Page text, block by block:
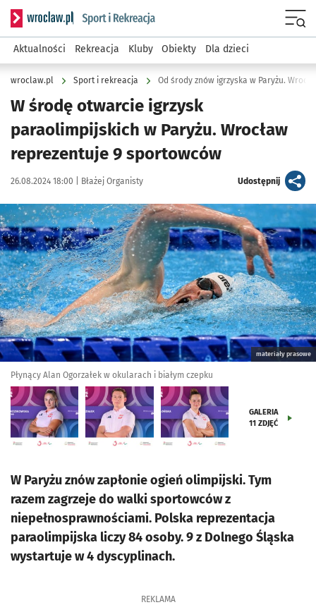
Serwis informacyjny wroclaw.pl podserwis: Sport i rekreacja
Aktualności Rekreacja Kluby Obiekty Dla dzieci
wroclaw.pl Sport i rekreacja Od środy znów igrzyska w Paryżu.
W środę otwarcie igrzysk
paraolimpijskich w Paryżu. Wrocław
reprezentuje 9 sportowców
Data publikacji:
26.08.2024 18:00 | Autor:
Błażej Organisty Udostępnijartykuł
Kliknij, aby zobaczyć galerię
materiały prasowe
Płynący Alan Ogorzałek w okularach i białym czepku
GALERIA
11 ZDJĘĆ
W Paryżu znów zapłonie ogień olimpijski. Tym
razem zagrzeje do walki sportowców z
niepełnosprawnościami. Polska reprezentacja
paraolimpijska liczy 84 osoby. 9 z Dolnego Śląska
wystartuje w 4 dyscyplinach.
REKLAMA